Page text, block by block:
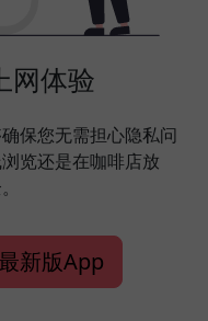
网体验
保您无需担心隐私问
览还是在咖啡店放
新版App